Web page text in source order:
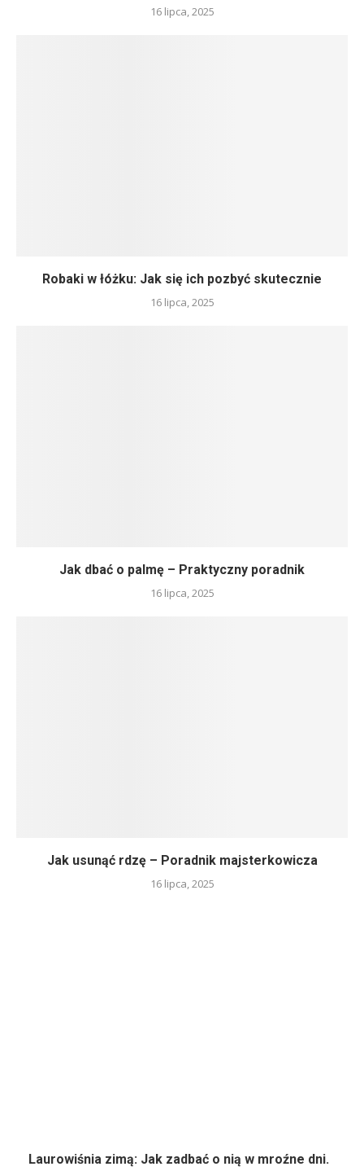
16 lipca, 2025
Robaki w łóżku: Jak się ich pozbyć skutecznie
16 lipca, 2025
Jak dbać o palmę – Praktyczny poradnik
16 lipca, 2025
Jak usunąć rdzę – Poradnik majsterkowicza
16 lipca, 2025
Laurowiśnia zimą: Jak zadbać o nią w mroźne dni.